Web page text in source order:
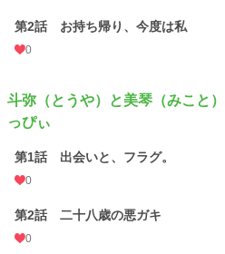
第2話 お持ち帰り、今度は私
0
斗弥（とうや）と美琴（みこ
っぴぃ
第1話 出会いと、フラグ。
0
第2話 二十八歳の悪ガキ
0